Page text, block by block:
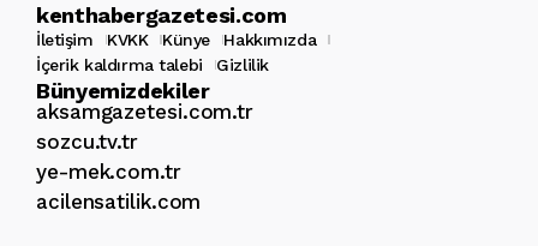
kenthabergazetesi.com
İletişim KVKK Künye
Hakkımızda
İçerik kaldırma talebi
Gizlilik
Bünyemizdekiler
aksamgazetesi.com.tr
sozcu.tv.tr
ye-mek.com.tr
acilensatilik.com